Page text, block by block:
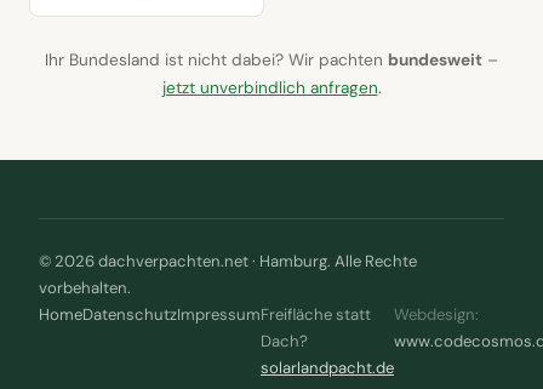
Ihr Bundesland ist nicht dabei? Wir pachten bundesweit –
jetzt unverbindlich anfragen.
© 2026 dachverpachten.net · Hamburg. Alle Rechte
vorbehalten.
HomeDatenschutzImpressumFreifläche statt
Dach?
solarlandpacht.de
Webdesign: